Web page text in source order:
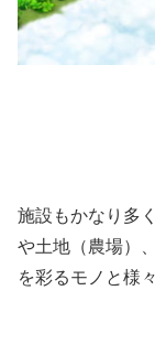
施設もかなり多
や土地（農場）
を彩るモノと様